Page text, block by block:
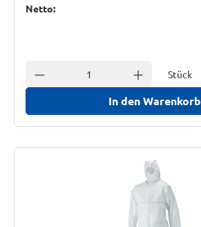
Netto:
Anzahl verringern Anzahl erhöhen
In den Warenkorb